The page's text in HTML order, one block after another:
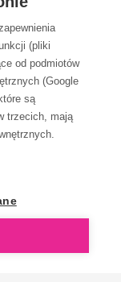
(pliki
od podmiotów
(Google
są
trzecich, mają